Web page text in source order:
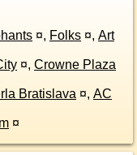
¤, Folks ¤, Art
¤, Crowne Plaza
Bratislava ¤, AC
¤